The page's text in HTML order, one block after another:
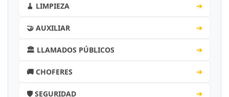
🧹 LIMPIEZA ➔
🤝 AUXILIAR ➔
🏛️ LLAMADOS PÚBLICOS ➔
🚚 CHOFERES ➔
🛡️ SEGURIDAD ➔